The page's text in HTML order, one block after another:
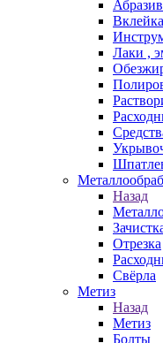
Лаки ,
Назад
Отрезка
Свёрла
Метиз
Назад
Метиз
Болты